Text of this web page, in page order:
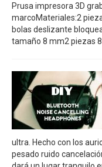
Prusa impresora 3D
marcoMateriales:2
bolas deslizante
tamaño 8 mm2 piezas
ultra. Hecho con los
pesado ruido